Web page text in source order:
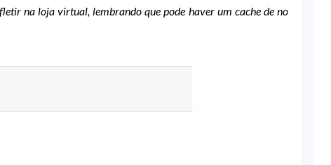
na loja virtual, lembrando que pode haver um cache de no